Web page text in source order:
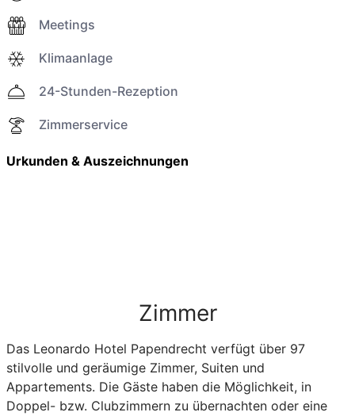
Meetings
Klimaanlage
24-Stunden-Rezeption
Zimmerservice
Urkunden & Auszeichnungen
Zimmer
Das Leonardo Hotel Papendrecht verfügt über 97
stilvolle und geräumige Zimmer, Suiten und
Appartements. Die Gäste haben die Möglichkeit, in
Doppel- bzw. Clubzimmern zu übernachten oder eine